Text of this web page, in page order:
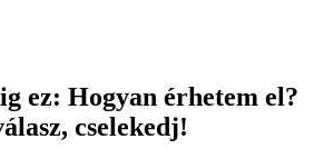
ez: Hogyan érhetem el?
cselekedj!